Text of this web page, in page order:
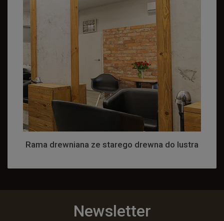
Rama drewniana ze starego drewna do lustra
Newsletter